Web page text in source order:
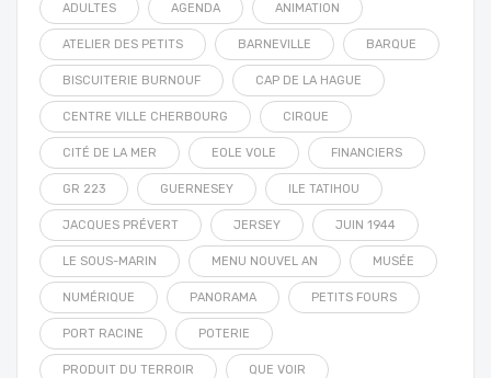
ADULTES AGENDA ANIMATION
ATELIER DES PETITS BARNEVILLE BARQUE
BISCUITERIE BURNOUF CAP DE LA HAGUE
CENTRE VILLE CHERBOURG CIRQUE
CITÉ DE LA MER EOLE VOLE FINANCIERS
GR 223 GUERNESEY ILE TATIHOU
JACQUES PRÉVERT JERSEY JUIN 1944
LE SOUS-MARIN MENU NOUVEL AN MUSÉE
NUMÉRIQUE PANORAMA PETITS FOURS
PORT RACINE POTERIE
PRODUIT DU TERROIR QUE VOIR